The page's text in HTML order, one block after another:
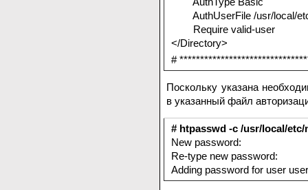
AuthUserFile /usr/local/
Require valid-user
</Directory>
#
Поскольку указана
в указанный файл
# htpasswd -c /usr/local/
New password:
Re-type new password:
Adding password for user